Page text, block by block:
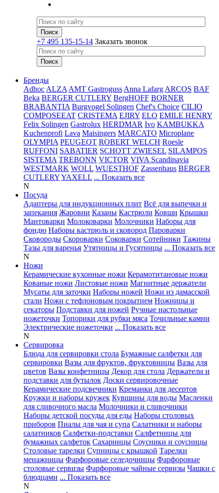
+7 495 135-15-14 Заказать звонок
Бренды
Adhoc ALZA AMT Gastroguss Anna Lafarg ARCOS BAF
Beka BERGER CUTLERY BergHOFF BORNER
BRABANTIA Burgvogel Solingen Chef's Choice CILIO
COMPOSEEAT CRISTEMA EJIRY ELO EMILE HENRY
Felix Solingen Gastrolux HERDMAR Ivo KAMBUKKA
Kuchenprofi Lava Maisingers MARCATO Microplane
OLYMPIA PEUGEOT ROBERT WELCH Roesle
RUFFONI SABATIER SCHOTT ZWIESEL SILAMPOS
SISTEMA TREBONN VICTOR VIVA Scandinavia
WESTMARK WOLL WUESTHOF Zassenhaus BERGER
CUTLERYYAXELL ... Показать все
N
Посуда
Адаптеры для индукционных плит Всё для выпечки и
запекания Жаровни Казаны Кастрюли Ковши Крышки
Мантоварки Молоковарки Молочники Наборы для
фондю Наборы кастрюль и сковород Пароварки
Сковороды Скороварки Соковарки Сотейники Тажины
Тазы для варенья Утятницы и Гусятницы ... Показать все
N
Ножи
Керамические кухонные ножи Керамотитановые ножи
Кованые ножи Листовые ножи Магнитные держатели
Мусаты для заточки Наборы ножей Ножи из дамасской
стали Ножи с тефлоновым покрытием Ножницы и
секаторы Подставки для ножей Ручные настольные
ножеточки Топорики для рубки мяса Точильные камни
Электрические ножеточки ... Показать все
N
Сервировка
Блюда для сервировки стола Бумажные салфетки для
сервировки Вазы для фруктов, фруктовницы Вазы для
цветов Вазы конфетницы Декор для стола Держатели и
подставки для бутылок Доски сервировочные
Керамические подсвечники Креманки для десертов
Кружки и наборы кружек Кувшины для воды Масленки
для сливочного масла Молочники и сливочники
Наборы детской посуды для еды Наборы столовых
приборов Пиалы для чая и супа Салатники и наборы
салатников Салфетки-подставки Салфетницы для
бумажных салфеток Сахарницы Соусники и соусницы
Столовые тарелки Супницы с крышкой Тарелки
менажницы Фарфоровые селедочницы Фарфоровые
столовые сервизы Фарфоровые чайные сервизы Чашки с
блюдцами ... Показать все
N